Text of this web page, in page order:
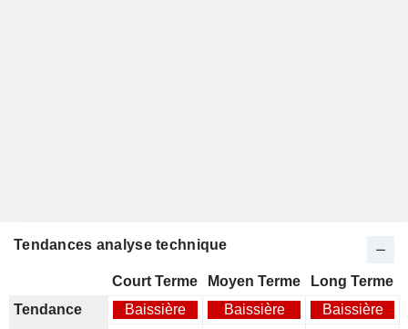
Tendances analyse technique
Court Terme Moyen Terme
Long Terme
Tendance
Baissière Baissière
Baissière